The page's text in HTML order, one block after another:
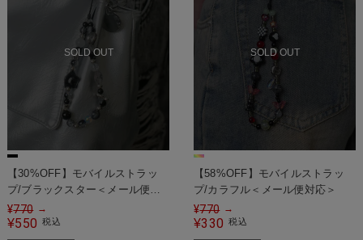
SOLD OUT
【30%OFF】モバイルストラッ
プ/ブラックスター＜メール便対
応＞
¥770 →
¥550 税込
SOLD OUT
【58%OFF】モバイルストラッ
プ/カラフル＜メール便対応＞
¥770 →
¥330 税込